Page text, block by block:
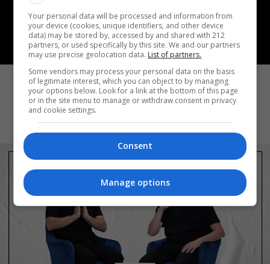
ΘΕΑΤΡΟ
Ρωγμές: Η σόλο χοροθεατρική
περφόρμανς της Χριστίνας Κυριαζίδη
στο Δημοτικό Θέατρο Πειραιά
Your personal data will be processed and information from
your device (cookies, unique identifiers, and other device
data) may be stored by, accessed by and shared with 212
partners, or used specifically by this site. We and our partners
may use precise geolocation data. List of partners.
Some vendors may process your personal data on the basis
of legitimate interest, which you can object to by managing
your options below. Look for a link at the bottom of this page
or in the site menu to manage or withdraw consent in privacy
and cookie settings.
Consent
Manage options